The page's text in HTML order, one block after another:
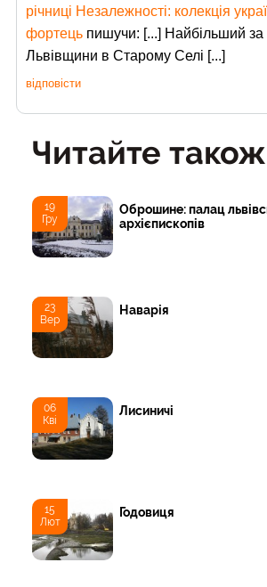
річниці Незалежності: колекція
фортець пишучи: [...] Найбільший
Львівщини в Старому Селі [...]
відповісти
Читайте
19
Гру
Оброшине: палац
архієпископів
23
Вер
Наварія
06
Кві
Лисиничі
15
Лют
Годовиця